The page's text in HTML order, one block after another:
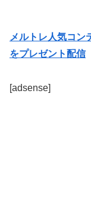
メルトレ人気コン
をプレゼント配信
[adsense]